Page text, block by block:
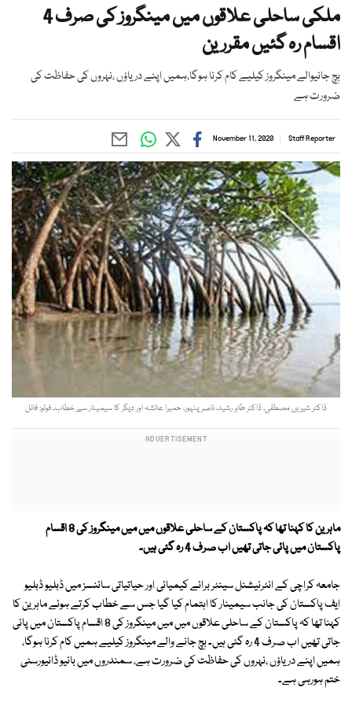
ملکی ساحلی علاقوں میں مینگروز کی صرف 4
اقسام رہ گئیں مقررین
بچ جانیوالے مینگروز کیلیے کام کرنا ہوگا،ہمیں اپنے دریاؤں ،نہروں کی حفاظت کی
ضرورت ہے
Staff Reporter
November 11, 2020
ڈاکٹر شیریں مصطفی، ڈاکٹر طاہر رشید، ناصرپنہور، حمیرا عائشہ اور دیگر کا سیمینار سے خطاب۔ فوٹو: فائل
ماہرین کا کہنا تھا کہ پاکستان کے ساحلی علاقوں میں میں مینگروز کی 8 اقسام
پاکستان میں پائی جاتی تھیں اب صرف 4 رہ گئی ہیں۔
جامعہ کراچی کے انٹرنیشنل سینٹر برائے کیمیائی اور حیاتیاتی سائنسز میں ڈبلیو ڈبلیو
ایف پاکستان کی جانب سیمینار کا اہتمام کیا گیا جس سے خطاب کرتے ہوئے ماہرین کا
کہنا تھا کہ پاکستان کے ساحلی علاقوں میں میں مینگروز کی 8 اقسام پاکستان میں پائی
جاتی تھیں اب صرف 4 رہ گئی ہیں۔ بچ جانے والے مینگروز کیلیے ہمیں کام کرنا ہوگا،
ہمیں اپنے دریاؤں ،نہروں کی حفاظت کی ضرورت ہے، سمندروں میں بائیو ڈائیورسٹی
ختم ہورہی ہے۔